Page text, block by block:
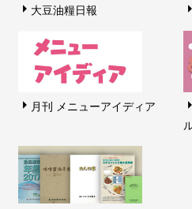
大豆油糧日報
月刊 メニューアイディア